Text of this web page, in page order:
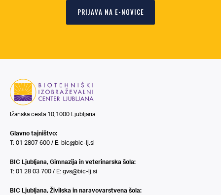
PRIJAVA NA E-NOVICE
Ižanska cesta 10,1000 Ljubljana
Glavno tajništvo:
T: 01 2807 600 / E: bic@bic-lj.si
BIC Ljubljana, Gimnazija in veterinarska šola:
T: 01 28 03 700 / E: gvs@bic-lj.si
BIC Ljubljana, Živilska in naravovarstvena šola: